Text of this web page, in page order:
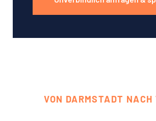
VON DARMSTADT NACH